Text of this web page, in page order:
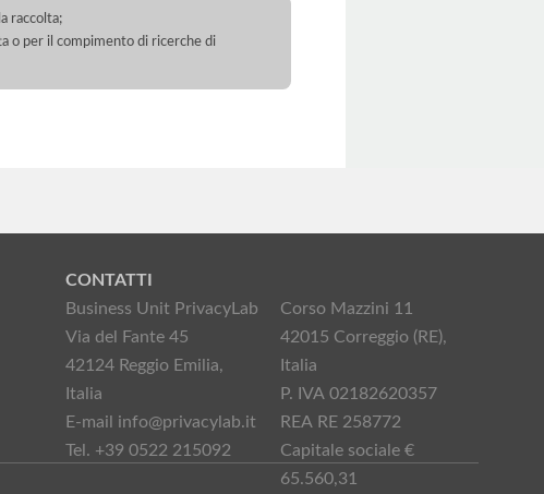
raccolta;
o per il compimento di ricerche di
CONTATTI
Business Unit PrivacyLab
Via del Fante 45
42124 Reggio Emilia,
Italia
E-mail info@privacylab.it
Tel. +39 0522 215092
Corso Mazzini 11
42015 Correggio (RE),
Italia
P. IVA 02182620357
REA RE 258772
Capitale sociale €
65.560,31